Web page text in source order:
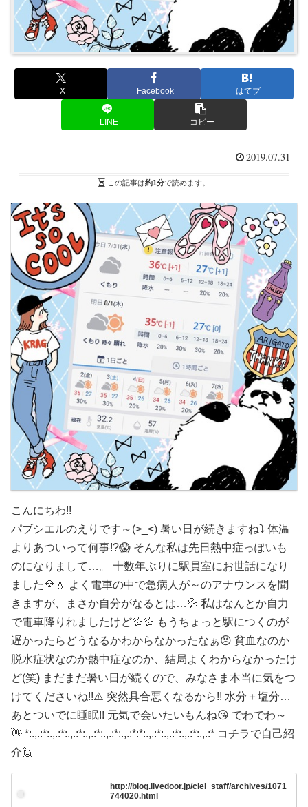
X Facebook はてブ
LINE コピー
2019.07.31
この記事は約1分で読めます。
こんにちわ!!
パブシエルのえりです～(>_<) 暑い日が続きますね⤵️ 体温
よりあついって何事!?😱 そんな私は先日熱中症っぽいも
のになりまして…。 十数年ぶりに駅員室にお世話になり
ました🙍💧 よく電車の中で急病人が～のアナウンスを聞
きますが、まさか自分がなるとは…💦 私はなんとか自力
で電車降りれましたけど💦💦 もうちょっと駅につくのが
遅かったらどうなるかわからなかったなぁ😣 貧血なのか
脱水症状なのか熱中症なのか、結局よくわからなかったけ
ど(笑) まだまだ暑い日が続くので、みなさま本当に気をつ
けてくださいね!!⚠️ 突然具合悪くなるから!! 水分＋塩分…
あとついでに睡眠!! 元気で会いたいもんね😘 でわでわ～
👋 *:.,.:*:.,.:*:.,.:*:.,.:*:.,.:*:.,.:*:*:.,.:*:.,.:*:.,.:*:.,.:* コチラで自己紹
介🙋
http://blog.livedoor.jp/ciel_staff/archives/1071
744020.html